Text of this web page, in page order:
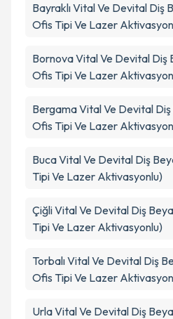
BayraklıVital Ve Devital Diş
Ofis Tipi Ve Lazer
BornovaVital Ve Devital Diş
Ofis Tipi Ve Lazer
BergamaVital Ve Devital
Ofis Tipi Ve Lazer
BucaVital Ve Devital Diş
Tipi Ve Lazer Aktivasyonlu)
ÇiğliVital Ve Devital Diş
Tipi Ve Lazer Aktivasyonlu)
TorbalıVital Ve Devital Diş
Ofis Tipi Ve Lazer
UrlaVital Ve Devital Diş